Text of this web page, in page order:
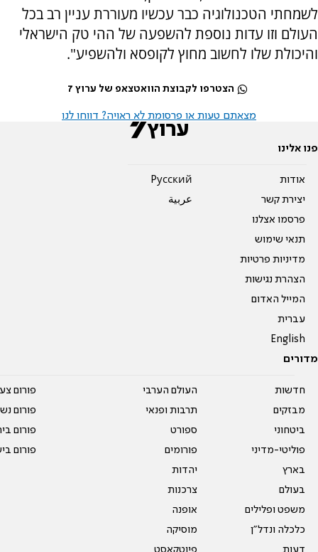
לשמחתי הטכנולוגיה כבר עכשיו מעוררת עניין רב בכל
העולם וזו עדות נוספת להשפעה של ההי טק הישראלי
והיכולת שלו לחשוב מחוץ לקופסא ולהשפיע".
הצטרפו לקבוצת הוואטצאפ של ערוץ 7
מצאתם טעות או פרסומת לא ראויה? דווחו לנו
פנו אלינו
אודות
יצירת קשר
פרסמו אצלנו
תנאי שימוש
מדיניות פרטיות
הצהרת נגישות
המייל האדום
עברית
English
Pусский
عربية
מדורים
חדשות
מבזקים
ביטחוני
פוליטי-מדיני
בארץ
בעולם
משפט ופלילים
כלכלה ונדל"ן
העולם הערבי
תרבות ופנאי
ספורט
פורומים
יהדות
צרכנות
אופנה
מוסיקה
פורום
פורום
פורום
פורום